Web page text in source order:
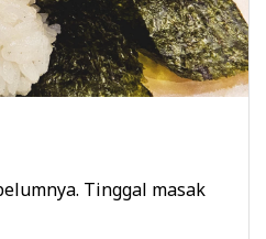
Tinggal masak